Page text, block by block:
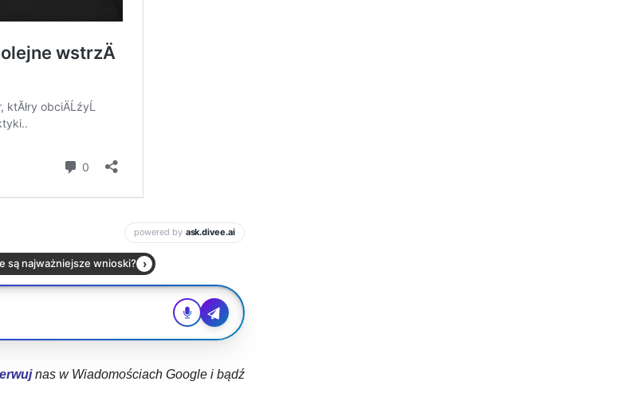
nas w Wiadomościach Google i bądź